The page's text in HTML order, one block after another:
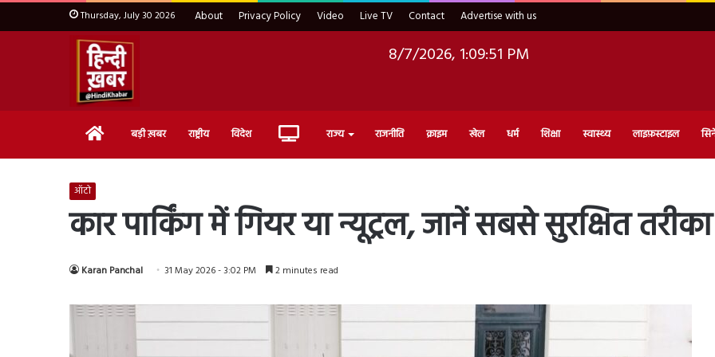
Thursday, July 30 2026 About Privacy Policy Video Live TV Contact Advertise with us
8/7/2026, 1:09:52 PM
Home बड़ी ख़बर राष्ट्रीय विदेश Live राज्य राजनीति क्राइम खेल धर्म शिक्षा स्वास्थ्य लाइफ़स्टाइल
ऑटो
कार पार्किंग में गियर या न्यूट्रल, जानें सबसे सुरक्षित तरीका
Karan Panchal 31 May 2026 - 3:02 PM 2 minutes read